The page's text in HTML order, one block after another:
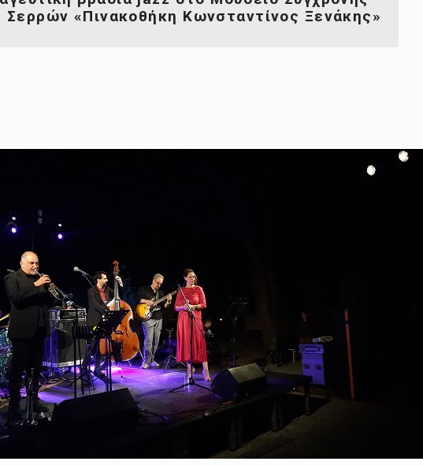
Σερρών «Πινακοθήκη Κωνσταντίνος Ξενάκης»